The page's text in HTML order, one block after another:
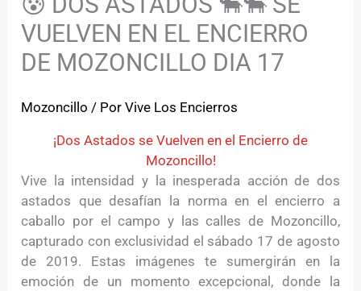
VUELVEN EN EL ENCIERRO
DE MOZONCILLO DIA 17
Mozoncillo / PorVive Los Encierros
¡Dos Astados se Vuelven en el Encierro de
Mozoncillo!
Vive la intensidad y la inesperada acción de dos
astados que desafían la norma en el encierro a
caballo por el campo y las calles de Mozoncillo,
capturado con exclusividad el sábado 17 de agosto
de 2019. Estas imágenes te sumergirán en la
emoción de un momento excepcional, donde la